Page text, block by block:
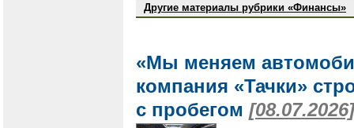
Другие материалы рубрики «Финансы»
«Мы меняем
компания «Тачки»
с пробегом [08.07.2026]